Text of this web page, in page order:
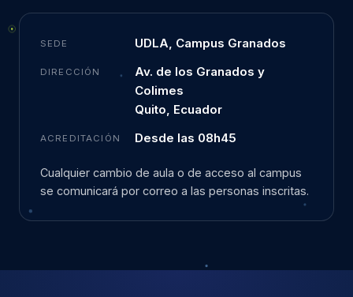
SEDE UDLA, Campus Granados
DIRECCIÓN
Av. de los Granados y
Colimes
Quito, Ecuador
ACREDITACIÓN Desde las 08h45
Cualquier cambio de aula o de acceso al campus
se comunicará por correo a las personas inscritas.